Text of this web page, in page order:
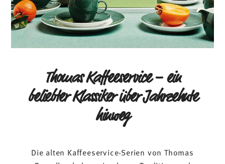
Thomas Kaffeeservice – ein
beliebter Klassiker über Jahrzehnte
hinweg
Die alten Kaffeeservice-Serien von Thomas